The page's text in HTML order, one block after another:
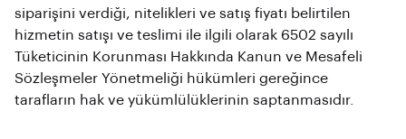
siparişini verdiği, nitelikleri ve satış fiyatı belirtilen
hizmetin satışı ve teslimi ile ilgili olarak 6502 sayılı
Tüketicinin Korunması Hakkında Kanun ve Mesafeli
Sözleşmeler Yönetmeliği hükümleri gereğince
tarafların hak ve yükümlülüklerinin saptanmasıdır.